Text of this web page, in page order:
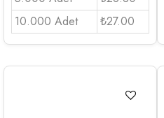
10.000 Adet
₺27.00